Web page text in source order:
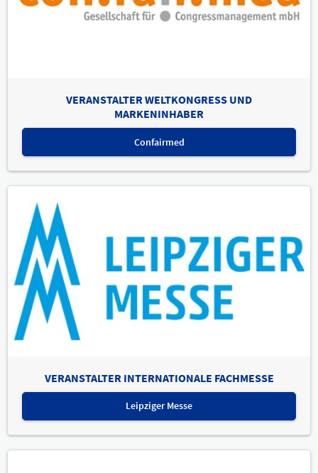
VERANSTALTER WELTKONGRESS UND
MARKENINHABER
Confairmed
VERANSTALTER INTERNATIONALE FACHMESSE
Leipziger Messe